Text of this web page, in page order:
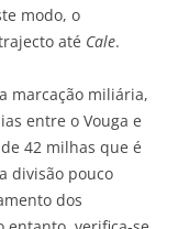
modo, o
até Cale.
marcação miliária,
entre o Vouga e
42 milhas que é
divisão pouco
dos